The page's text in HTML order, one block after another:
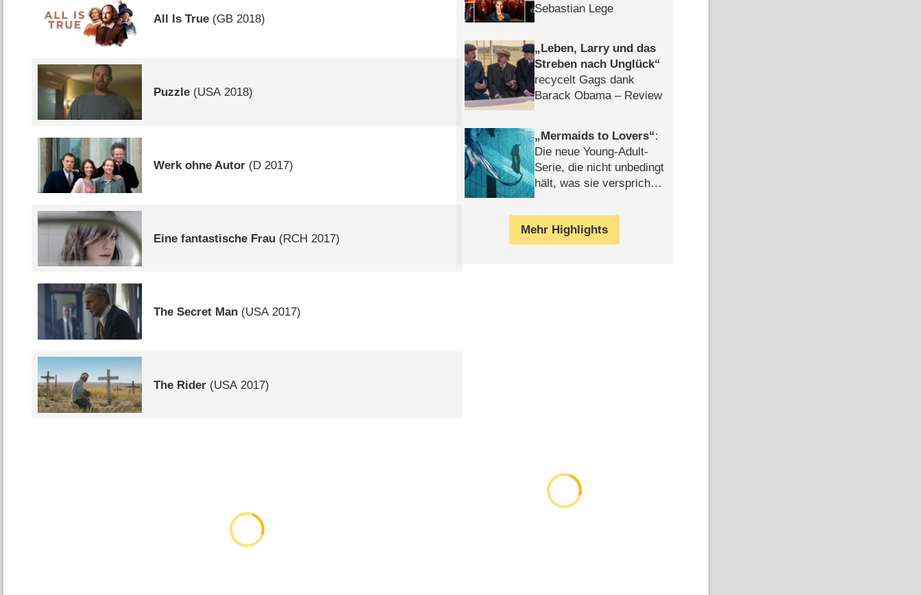
All Is True (GB 2018)
Puzzle (USA2018)
Werk ohne Autor (D 2017)
Eine fantastische Frau (RCH 2017)
The Secret Man (USA 2017)
The Rider (USA 2017)
Sebastian Lege
Leben, Larry und das
Streben nach Unglück
recycelt Gags dank
Barack Obama – Review
Mermaids to Lovers :
Die neue Young-Adult-
Serie, die nicht unbedingt
hält, was sie verspricht –
Mehr Highlights